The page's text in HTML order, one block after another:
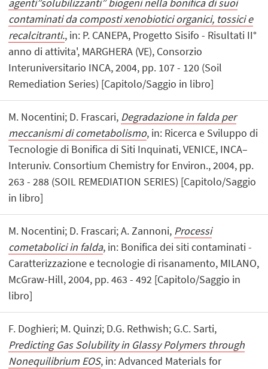
contaminati da composti xenobiotici organici, tossici e
recalcitranti., in: P. CANEPA, Progetto Sisifo - Risultati II°
anno di attivita', MARGHERA (VE), Consorzio
Interuniversitario INCA, 2004, pp. 107 - 120 (Soil
Remediation Series) [Capitolo/Saggio in libro]
M. Nocentini; D. Frascari, Degradazione in falda per
meccanismi di cometabolismo, in: Ricerca e Sviluppo di
Tecnologie di Bonifica di Siti Inquinati, VENICE, INCA–
Interuniv. Consortium Chemistry for Environ., 2004, pp.
263 - 288 (SOIL REMEDIATION SERIES) [Capitolo/Saggio
in libro]
M. Nocentini; D. Frascari; A. Zannoni, Processi
cometabolici in falda, in: Bonifica dei siti contaminati -
Caratterizzazione e tecnologie di risanamento, MILANO,
McGraw-Hill, 2004, pp. 463 - 492 [Capitolo/Saggio in
libro]
F. Doghieri; M. Quinzi; D.G. Rethwish; G.C. Sarti,
Predicting Gas Solubility in Glassy Polymers through
Nonequilibrium EOS, in: Advanced Materials for